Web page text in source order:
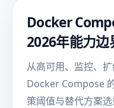
Docker
2026年能力
从高可用、监控、
Docker Compose
策阈值与替代方案选